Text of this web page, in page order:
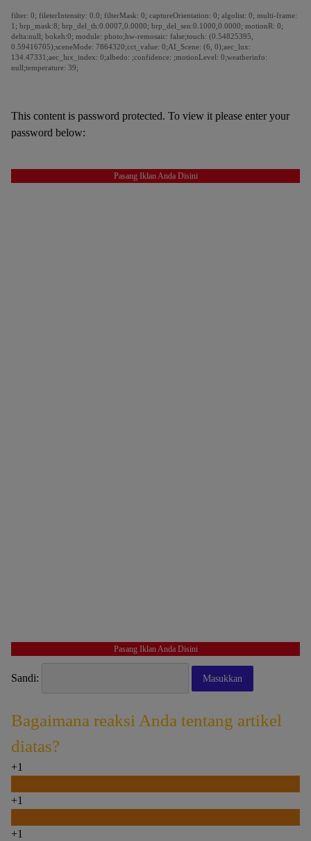
filter: 0; fileterIntensity: 0.0; filterMask: 0; captureOrientation: 0; algolist: 0; multi-frame:
1; brp_mask:8; brp_del_th:0.0007,0.0000; brp_del_sen:0.1000,0.0000; motionR: 0;
delta:null; bokeh:0; module: photo;hw-remosaic: false;touch: (0.54825395,
0.59416705);sceneMode: 7864320;cct_value: 0;AI_Scene: (6, 0);aec_lux:
134.47331;aec_lux_index: 0;albedo: ;confidence: ;motionLevel: 0;weatherinfo:
null;temperature: 39;
This content is password protected. To view it please enter your
password below:
Pasang Iklan Anda Disini
Pasang Iklan Anda Disini
Sandi:
Bagaimana reaksi Anda tentang artikel
diatas?
+1
+1
+1